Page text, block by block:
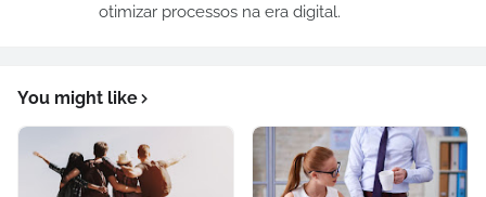
otimizar processos na era digital.
You might like